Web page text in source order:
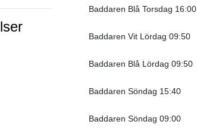
Baddaren Blå Torsdag 16:00
Baddaren Vit Lördag 09:50
Baddaren Blå Lördag 09:50
Baddaren Söndag 15:40
Baddaren Söndag 09:00